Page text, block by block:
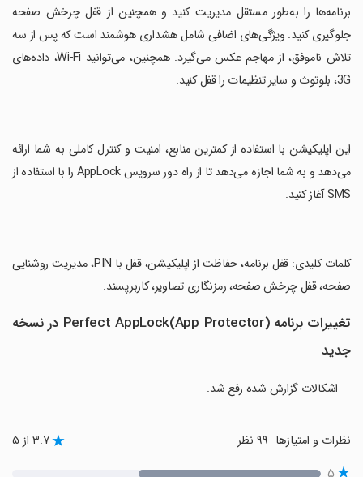
برنامه‌ها را به‌طور مستقل مدیریت کنید و همچنین از قفل چرخش صفحه
جلوگیری کنید. ویژگی‌های اضافی شامل هشداری هوشمند است که پس از سه
تلاش ناموفق، از مهاجم عکس می‌گیرد. همچنین، می‌توانید Wi-Fi، داده‌های
3G، بلوتوث و سایر تنظیمات را قفل کنید.
‏این اپلیکیشن با استفاده از کمترین منابع، امنیت و کنترل کاملی به شما ارائه
می‌دهد و به شما اجازه می‌دهد تا از راه دور سرویس AppLock را با استفاده از
SMS آغاز کنید.
‏کلمات کلیدی: قفل برنامه، حفاظت از اپلیکیشن، قفل با PIN، مدیریت روشنایی
صفحه، قفل چرخش صفحه، رمزنگاری تصاویر، کاربرپسند.
تغییرات برنامه Perfect AppLock(App Protector) در نسخه
جدید
اشکالات گزارش شده رفع شد.
نظرات و امتیازها ۳.۷ از ۵